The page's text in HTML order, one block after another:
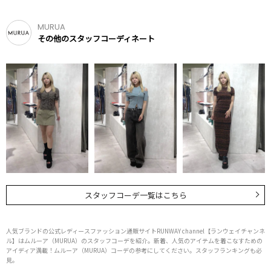
MURUA
その他のスタッフコーディネート
スタッフコーデ一覧はこちら
人気ブランドの公式レディースファッション通販サイトRUNWAY channel【ランウェイチャンネ
ル】はムルーア（MURUA）のスタッフコーデを紹介。新着、人気のアイテムを着こなすための
アイディア満載！ムルーア（MURUA）コーデの参考にしてください。スタッフランキングも必
見。